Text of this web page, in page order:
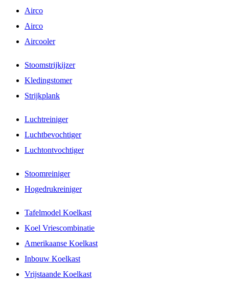
Airco
Airco
Aircooler
Stoomstrijkijzer
Kledingstomer
Strijkplank
Luchtreiniger
Luchtbevochtiger
Luchtontvochtiger
Stoomreiniger
Hogedrukreiniger
Tafelmodel Koelkast
Koel Vriescombinatie
Amerikaanse Koelkast
Inbouw Koelkast
Vrijstaande Koelkast